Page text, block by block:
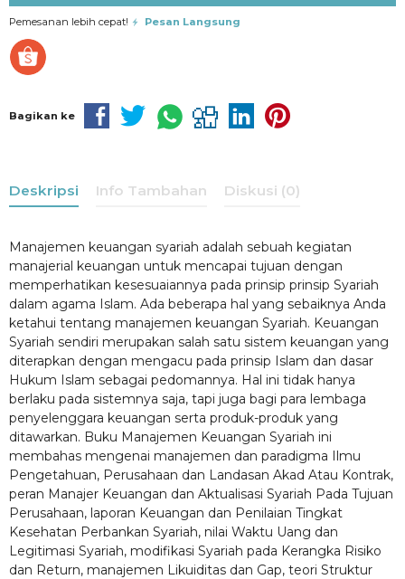
Pemesanan lebih cepat! Pesan Langsung
Bagikan ke
Deskripsi Info Tambahan Diskusi (0)
Manajemen keuangan syariah adalah sebuah kegiatan
manajerial keuangan untuk mencapai tujuan dengan
memperhatikan kesesuaiannya pada prinsip prinsip Syariah
dalam agama Islam. Ada beberapa hal yang sebaiknya Anda
ketahui tentang manajemen keuangan Syariah. Keuangan
Syariah sendiri merupakan salah satu sistem keuangan yang
diterapkan dengan mengacu pada prinsip Islam dan dasar
Hukum Islam sebagai pedomannya. Hal ini tidak hanya
berlaku pada sistemnya saja, tapi juga bagi para lembaga
penyelenggara keuangan serta produk-produk yang
ditawarkan. Buku Manajemen Keuangan Syariah ini
membahas mengenai manajemen dan paradigma Ilmu
Pengetahuan, Perusahaan dan Landasan Akad Atau Kontrak,
peran Manajer Keuangan dan Aktualisasi Syariah Pada Tujuan
Perusahaan, laporan Keuangan dan Penilaian Tingkat
Kesehatan Perbankan Syariah, nilai Waktu Uang dan
Legitimasi Syariah, modifikasi Syariah pada Kerangka Risiko
dan Return, manajemen Likuiditas dan Gap, teori Struktur